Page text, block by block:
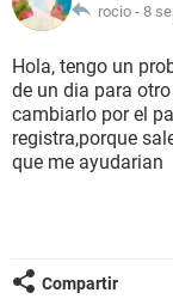
rocio - 8
Hola, tengo un
de un dia para
cambiarlo por el
registra,porque
que me ayudarian
Compartir